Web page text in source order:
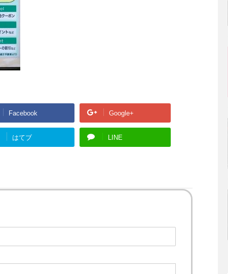
Facebook Google+
はてブ LINE